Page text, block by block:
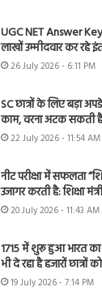
UGC NET Answer
लाखों उम्मीदवार कर रहे
26 July 2026 - 6:11 PM
SC छात्रों के लिए बड़ा
काम, वरना अटक सकती
22 July 2026 - 11:54 AM
नीट परीक्षा में सफलता
उजागर करती है: शिक्षा
20 July 2026 - 11:43 AM
1715 में शुरू हुआ भारत
भी दे रहा है हजारों छात्रों
19 July 2026 - 7:14 PM